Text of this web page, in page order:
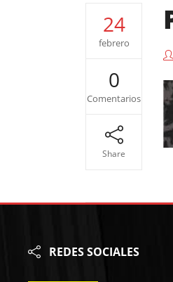
24
febrero
0
Comentarios
Share
REDES SOCIALES